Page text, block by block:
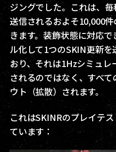
ジングでした。これは、
送信されるおよそ10,000
きます。装飾状態に対応
ル化して1つのSKIN更新
おり、それは1Hzシミュ
されるのではなく、すべ
ウト（拡散）されます。
これはSKINRのプレイテ
ています：